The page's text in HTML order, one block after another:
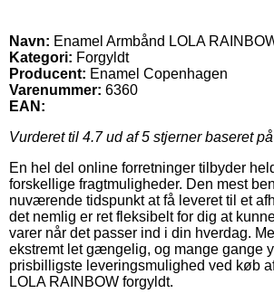
Navn: Enamel Armbånd LOLA
Kategori: Forgyldt
Producent: Enamel Copenhagen
Varenummer: 6360
EAN:
Vurderet til 4.7ud af 5 stjerner baseret på
En hel del online forretninger tilbyder
forskellige fragtmuligheder. Den mest
nuværende tidspunkt at få leveret til et
det nemlig er ret fleksibelt for dig at
varer når det passer ind i din hverdag.
ekstremt let gængelig, og mange gange
prisbilligste leveringsmulighed ved køb
LOLA RAINBOW forgyldt.